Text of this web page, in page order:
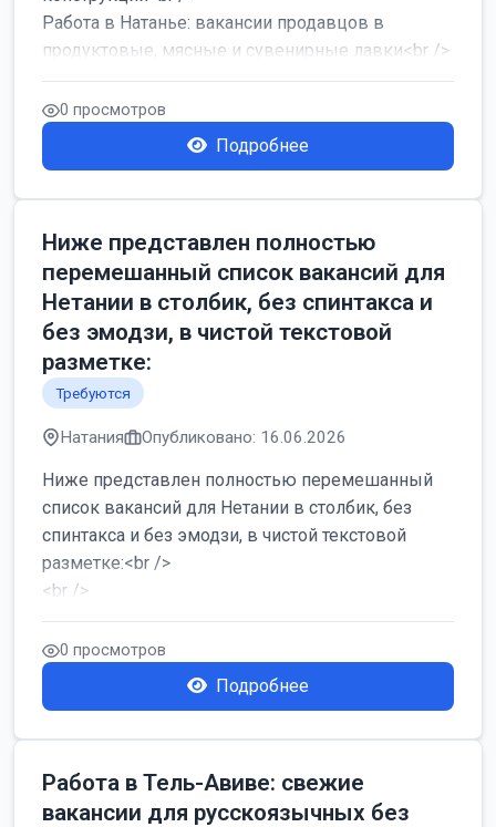
Работа в Натанье: вакансии продавцов в
продуктовые, мясные и сувенирные лавки<br />
Разнорабочий на сборку м...
0 просмотров
Подробнее
Ниже представлен полностью
перемешанный список вакансий для
Нетании в столбик, без спинтакса и
без эмодзи, в чистой текстовой
разметке:
Требуются
Натания Опубликовано: 16.06.2026
Ниже представлен полностью перемешанный
список вакансий для Нетании в столбик, без
спинтакса и без эмодзи, в чистой текстовой
разметке:<br />
<br />
Работа в Нетании на мебельном производстве:
требу...
0 просмотров
Подробнее
Работа в Тель-Авиве: свежие
вакансии для русскоязычных без